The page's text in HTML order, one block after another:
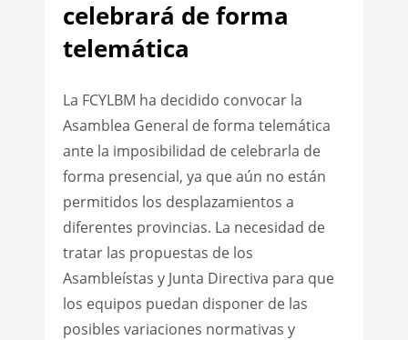
celebrará de forma
telemática
La FCYLBM ha decidido convocar la
Asamblea General de forma telemática
ante la imposibilidad de celebrarla de
forma presencial, ya que aún no están
permitidos los desplazamientos a
diferentes provincias. La necesidad de
tratar las propuestas de los
Asambleístas y Junta Directiva para que
los equipos puedan disponer de las
posibles variaciones normativas y